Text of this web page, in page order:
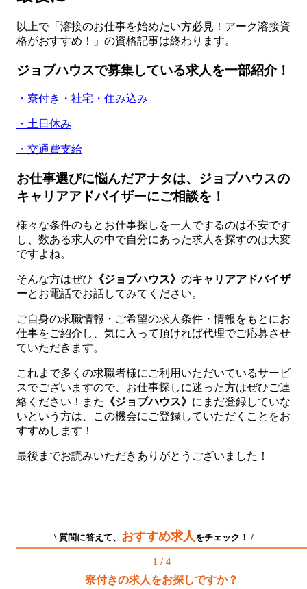
以上で「溶接のお仕事を始めたい方必見！アーク溶接資
格がおすすめ！」の資格記事は終わります。
ジョブハウスで募集している求人を一部紹介！
・寮付き・社宅・住み込み
・土日休み
・交通費支給
お仕事選びに悩んだアナタは、ジョブハウスの
キャリアアドバイザーにご相談を！
様々な条件のもとお仕事探しを一人でするのは不安です
し、数ある求人の中で自分にあった求人を探すのは大変
ですよね。
そんな方はぜひ 《ジョブハウス》 のキャリアアドバイザ
ーとお電話でお話してみてください。
ご自身の求職情報・ご希望の求人条件・情報をもとにお
仕事をご紹介し、気に入って頂ければ代理でご応募させ
ていただきます。
これまで多くの求職者様にご利用いただいているサービ
スでございますので、お仕事探しに迷った方はぜひご連
絡ください！また
《ジョブハウス》 にまだ登録していな
いという方は、この機会にご登録していただくことをお
すすめします！
最後までお読みいただきありがとうございました！
\ 質問に答えて、 おすすめ求人 をチェック！ /
1 / 4
寮付きの求人をお探しですか？